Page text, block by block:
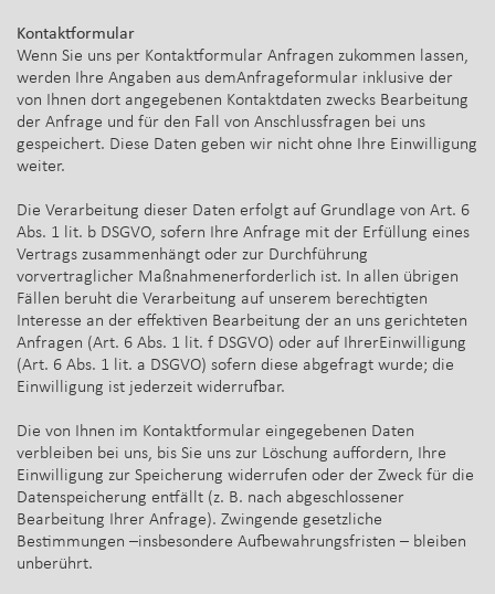
Kontaktformular
Wenn Sie uns per Kontaktformular Anfragen zukommen lassen,
werden Ihre Angaben aus demAnfrageformular inklusive der
von Ihnen dort angegebenen Kontaktdaten zwecks Bearbeitung
der Anfrage und für den Fall von Anschlussfragen bei uns
gespeichert. Diese Daten geben wir nicht ohne Ihre Einwilligung
weiter.
Die Verarbeitung dieser Daten erfolgt auf Grundlage von Art. 6
Abs. 1 lit. b DSGVO, sofern Ihre Anfrage mit der Erfüllung eines
Vertrags zusammenhängt oder zur Durchführung
vorvertraglicher Maßnahmenerforderlich ist. In allen übrigen
Fällen beruht die Verarbeitung auf unserem berechtigten
Interesse an der effektiven Bearbeitung der an uns gerichteten
Anfragen (Art. 6 Abs. 1 lit. f DSGVO) oder auf IhrerEinwilligung
(Art. 6 Abs. 1 lit. a DSGVO) sofern diese abgefragt wurde; die
Einwilligung ist jederzeit widerrufbar.
Die von Ihnen im Kontaktformular eingegebenen Daten
verbleiben bei uns, bis Sie uns zur Löschung auffordern, Ihre
Einwilligung zur Speicherung widerrufen oder der Zweck für die
Datenspeicherung entfällt (z. B. nach abgeschlossener
Bearbeitung Ihrer Anfrage). Zwingende gesetzliche
Bestimmungen –insbesondere Aufbewahrungsfristen – bleiben
unberührt.